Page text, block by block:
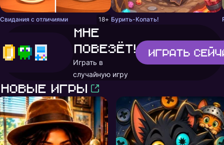
Свидания с отличиями 18+ Бурить-Копать!
Мне
повезёт!
Играть в
случайную игру
Играть
Новые игры